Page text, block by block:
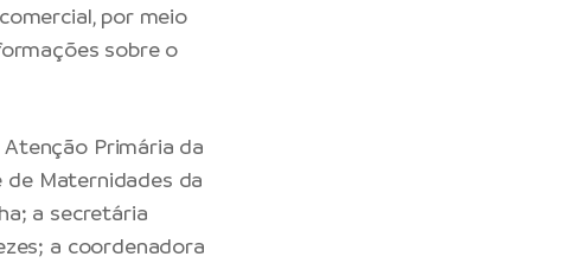
por meio
sobre o
Primária da
de Maternidades da
a secretária
a coordenadora